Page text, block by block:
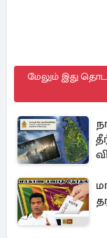
மேலும் இது